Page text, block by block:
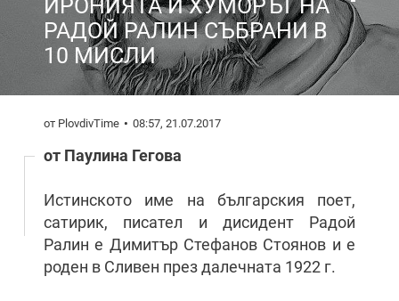
ИРОНИЯТА И ХУМОРЪТ НА
РАДОЙ РАЛИН СЪБРАНИ В
10 МИСЛИ
от PlovdivTime 08:57, 21.07.2017
от Паулина Гегова
Истинското име на българския поет,
сатирик, писател и дисидент Радой
Ралин е Димитър Стефанов Стоянов и е
роден в Сливен през далечната 1922 г.